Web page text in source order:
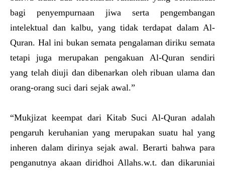
bagi penyempurnaan jiwa serta pengembangan
intelektual dan kalbu, yang tidak terdapat dalam Al-
Quran. Hal ini bukan semata pengalaman diriku semata
tetapi juga merupakan pengakuan Al-Quran sendiri
yang telah diuji dan dibenarkan oleh ribuan ulama dan
orang-orang suci dari sejak awal.”
“Mukjizat keempat dari Kitab Suci Al-Quran adalah
pengaruh keruhanian yang merupakan suatu hal yang
inheren dalam dirinya sejak awal. Berarti bahwa para
penganutnya akaan diridhoi Allahs.w.t. dan dikaruniai